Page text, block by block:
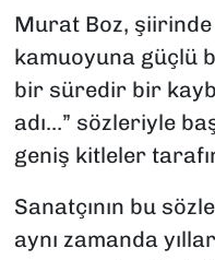
Murat Boz,
kamuoyuna güçlü
bir süredir bir
adı…” sözleriyle
geniş kitleler
Sanatçının bu
aynı zamanda